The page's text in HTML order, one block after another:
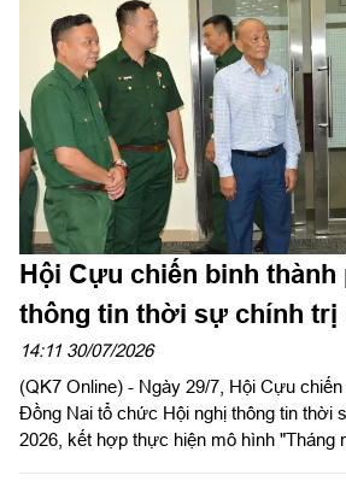
Hội Cựu chiến binh thành
thông tin thời sự chính trị
14:11 30/07/2026
(QK7 Online) - Ngày 29/7, Hội Cựu
Đồng Nai tổ chức Hội nghị thông tin thời
2026, kết hợp thực hiện mô hình "Tháng